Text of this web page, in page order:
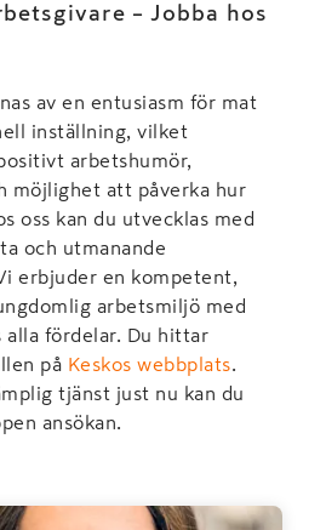
– Jobba hos
av en entusiasm för mat
inställning, vilket
arbetshumör,
möjlighet att påverka hur
oss kan du utvecklas med
och utmanande
erbjuder en kompetent,
arbetsmiljö med
alla fördelar. Du hittar
på Keskos webbplats
tjänst just nu kan du
ansökan.